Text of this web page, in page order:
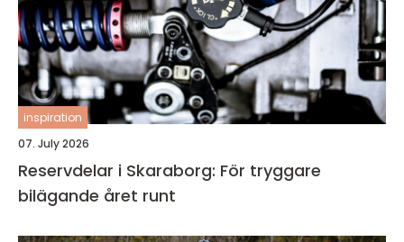
inspiration
07. July 2026
Reservdelar i Skaraborg: För tryggare
bilägande året runt